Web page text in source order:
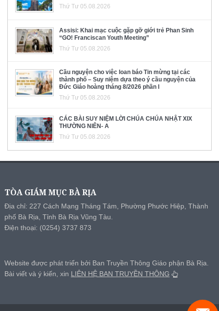
Thứ Tư 05.08.2026
Assisi: Khai mạc cuộc gặp gỡ giới trẻ Phan Sinh
“GO! Franciscan Youth Meeting”
Thứ Tư 05.08.2026
Cầu nguyện cho việc loan báo Tin mừng tại các
thành phố – Suy niệm dựa theo ý cầu nguyện của
Đức Giáo hoàng tháng 8/2026 phần I
Thứ Tư 05.08.2026
CÁC BÀI SUY NIỆM LỜI CHÚA CHÚA NHẬT XIX
THƯỜNG NIÊN- A
Thứ Tư 05.08.2026
TÒA GIÁM MỤC BÀ RỊA
Địa chỉ: 227 Cách Mạng Tháng Tám, Phường Phước Hiệp, Thành
phố Bà Rịa, Tỉnh Bà Rịa Vũng Tàu.
Điện thoại: (0254) 3737 873
Website được phát triển bởi Ban Truyền Thông Giáo phận Bà Rịa.
Bài viết và ý kiến, xin LIÊN HỆ BAN TRUYỀN THÔNG